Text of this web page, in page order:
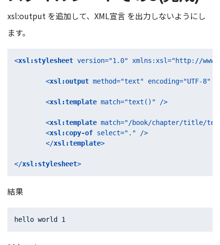
xsl:output を追加して、XML宣言 を出力しないようにし
ます。
<xsl:stylesheet version="1.0" xmlns:xsl="http://
<xsl:output method="text" encoding="UTF-8"
<xsl:template match="text()" />
<xsl:template match="/book/chapter/title/
<xsl:copy-of select="." />
</xsl:template>
</xsl:stylesheet>
結果